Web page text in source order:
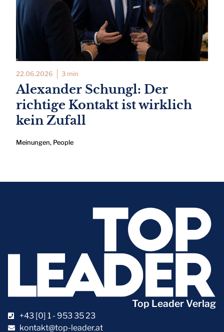
22.06.2026 3 min
Alexander Schungl: Der
richtige Kontakt ist wirklich
kein Zufall
Meinungen, People
Top Leader Verlag
+43 [0] 1 - 953 35 23
kontakt@top-leader.at